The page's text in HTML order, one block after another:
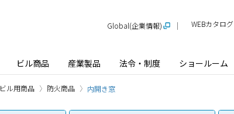
ビル商品 産業製品 法令・制度 ショールーム
Global(企業情報) WEBカタログ
ビル用商品 防火商品 内開き窓